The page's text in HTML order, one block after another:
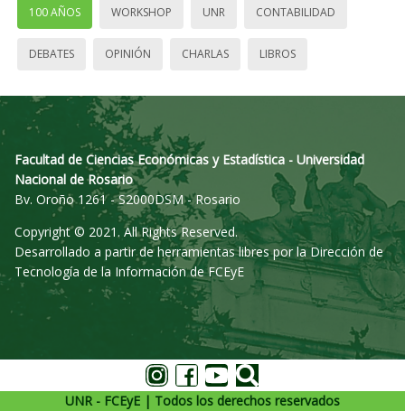
100 AÑOS WORKSHOP UNR CONTABILIDAD
DEBATES OPINIÓN CHARLAS LIBROS
Facultad de Ciencias Económicas y Estadística - Universidad
Nacional de Rosario
Bv. Oroño 1261 - S2000DSM - Rosario
Copyright © 2021. All Rights Reserved.
Desarrollado a partir de herramientas libres por la Dirección de
Tecnología de la Información de FCEyE
UNR - FCEyE | Todos los derechos reservados